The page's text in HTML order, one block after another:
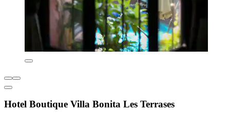
Hotel Boutique Villa Bonita Les Terrases